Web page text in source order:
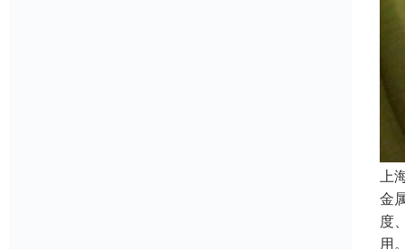
上
金
度
用